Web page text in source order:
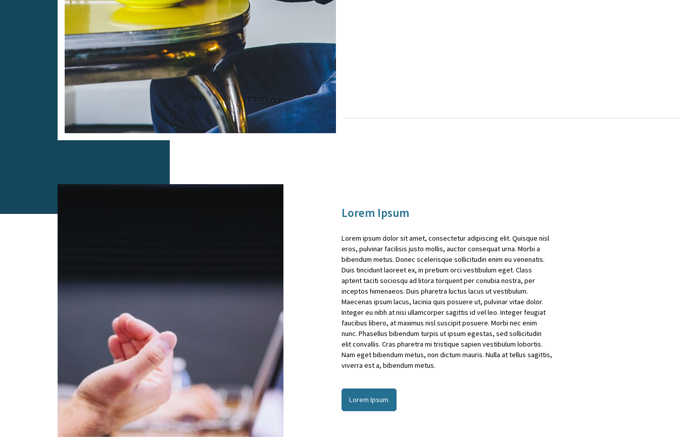
Lorem Ipsum
Lorem ipsum dolor sit amet, consectetur adipiscing elit. Quisque nisl
eros, pulvinar facilisis justo mollis, auctor consequat urna. Morbi a
bibendum metus. Donec scelerisque sollicitudin enim eu venenatis.
Duis tincidunt laoreet ex, in pretium orci vestibulum eget. Class
aptent taciti sociosqu ad litora torquent per conubia nostra, per
inceptos himenaeos. Duis pharetra luctus lacus ut vestibulum.
Maecenas ipsum lacus, lacinia quis posuere ut, pulvinar vitae dolor.
Integer eu nibh at nisi ullamcorper sagittis id vel leo. Integer feugiat
faucibus libero, at maximus nisl suscipit posuere. Morbi nec enim
nunc. Phasellus bibendum turpis ut ipsum egestas, sed sollicitudin
elit convallis. Cras pharetra mi tristique sapien vestibulum lobortis.
Nam eget bibendum metus, non dictum mauris. Nulla at tellus sagittis,
viverra est a, bibendum metus.
Lorem Ipsum